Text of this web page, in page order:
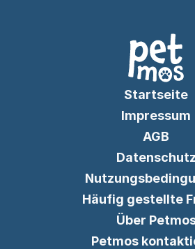
Startseite
Impressum
AGB
Datenschutz
Häufig gestellte
Über
Petmos